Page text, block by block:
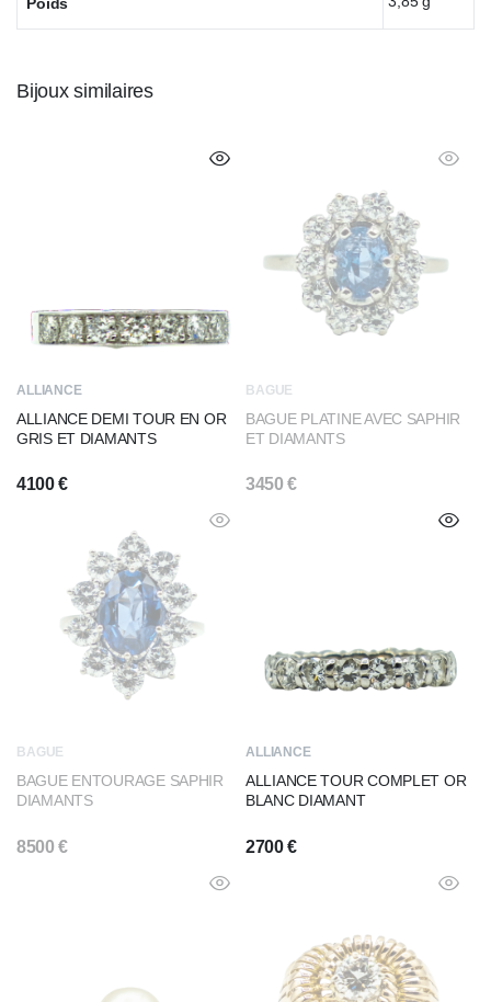
Bijoux similaires
ALLIANCE
ALLIANCE DEMI TOUR EN OR
GRIS ET DIAMANTS
4100€
BAGUE
BAGUE PLATINE AVEC SAPHIR
ET DIAMANTS
3450€
BAGUE
BAGUE ENTOURAGE SAPHIR
DIAMANTS
8500€
ALLIANCE
ALLIANCE TOUR COMPLET OR
BLANC DIAMANT
2700€